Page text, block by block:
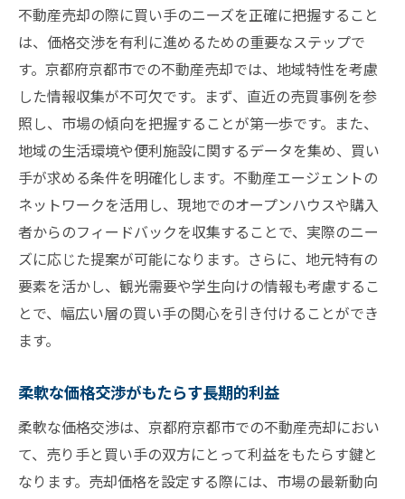
不動産売却の際に買い手のニーズを正確に把握すること
は、価格交渉を有利に進めるための重要なステップで
す。京都府京都市での不動産売却では、地域特性を考慮
した情報収集が不可欠です。まず、直近の売買事例を参
照し、市場の傾向を把握することが第一歩です。また、
地域の生活環境や便利施設に関するデータを集め、買い
手が求める条件を明確化します。不動産エージェントの
ネットワークを活用し、現地でのオープンハウスや購入
者からのフィードバックを収集することで、実際のニー
ズに応じた提案が可能になります。さらに、地元特有の
要素を活かし、観光需要や学生向けの情報も考慮するこ
とで、幅広い層の買い手の関心を引き付けることができ
ます。
柔軟な価格交渉がもたらす長期的利益
柔軟な価格交渉は、京都府京都市での不動産売却におい
て、売り手と買い手の双方にとって利益をもたらす鍵と
なります。売却価格を設定する際には、市場の最新動向